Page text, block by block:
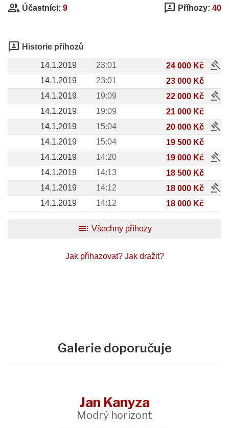
group Účastníci: 9 3p Příhozy: 40
3p Historie příhozů
14.1.2019 23:01 24 000 Kč gavel
14.1.2019 23:01
23 000 Kč
14.1.2019
19:09 22 000 Kč gavel
14.1.2019 19:09
21 000 Kč
14.1.2019
15:04 20 000 Kč gavel
14.1.2019 15:04
19 500 Kč
14.1.2019
14:20 19 000 Kč gavel
14.1.2019 14:13
18 500 Kč
14.1.2019
14:12 18 000 Kč gavel
14.1.2019 14:12 18 000 Kč
toc Všechny příhozy
Jak přihazovat? Jak dražit?
Galerie doporučuje
Jan Kanyza
Modrý horizont